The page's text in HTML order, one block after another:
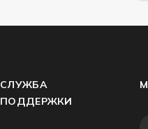
СЛУЖБА
ПОДДЕРЖКИ